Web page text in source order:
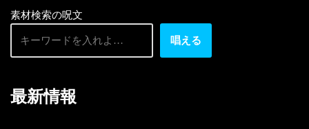
素材検索の呪文
唱える
最新情報